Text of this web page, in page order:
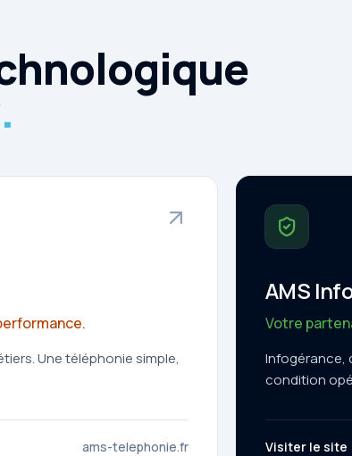
Une téléphonie simple,
ams-telephonie.fr
AMS
Votre
Infogérance,
condition
Visiter le site